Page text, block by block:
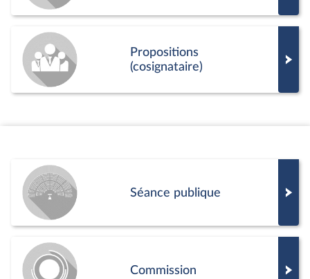
Propositions
(cosignataire)
Séance publique
Commission